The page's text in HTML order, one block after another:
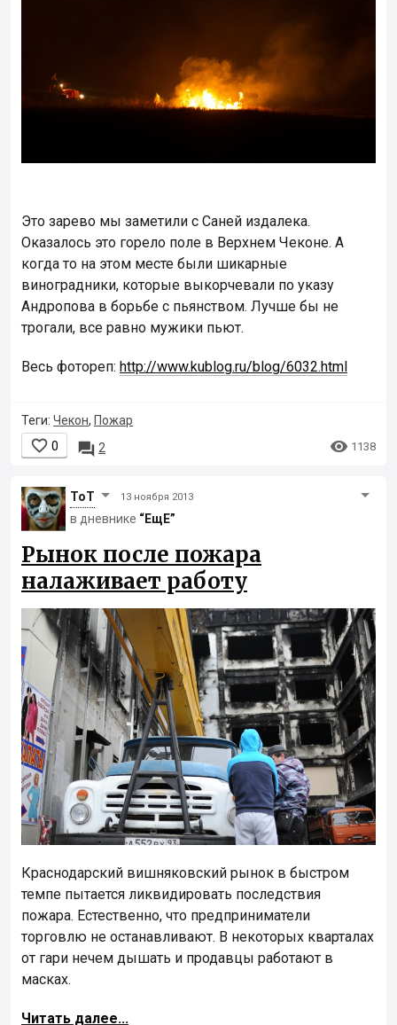
Это зарево мы заметили с Саней издалека.
Оказалось это горело поле в Верхнем Чеконе. А
когда то на этом месте были шикарные
виноградники, которые выкорчевали по указу
Андропова в борьбе с пьянством. Лучше бы не
трогали, все равно мужики пьют.
Весь фотореп: http://www.kublog.ru/blog/6032.html
Теги: Чекон, Пожар
 0  2  1138
ToT 13 ноября 2013
в дневнике “ЕщЕ”
Рынок после пожара
налаживает работу
Краснодарский вишняковский рынок в быстром
темпе пытается ликвидировать последствия
пожара. Естественно, что предприниматели
торговлю не останавливают. В некоторых кварталах
от гари нечем дышать и продавцы работают в
масках.
Читать далее...